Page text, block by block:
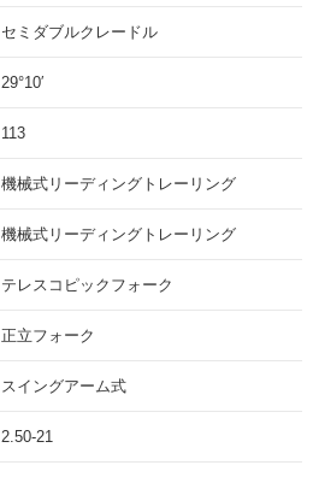
セミダブルクレードル
29°10′
113
機械式リーディングトレーリング
機械式リーディングトレーリング
テレスコピックフォーク
正立フォーク
スイングアーム式
2.50-21